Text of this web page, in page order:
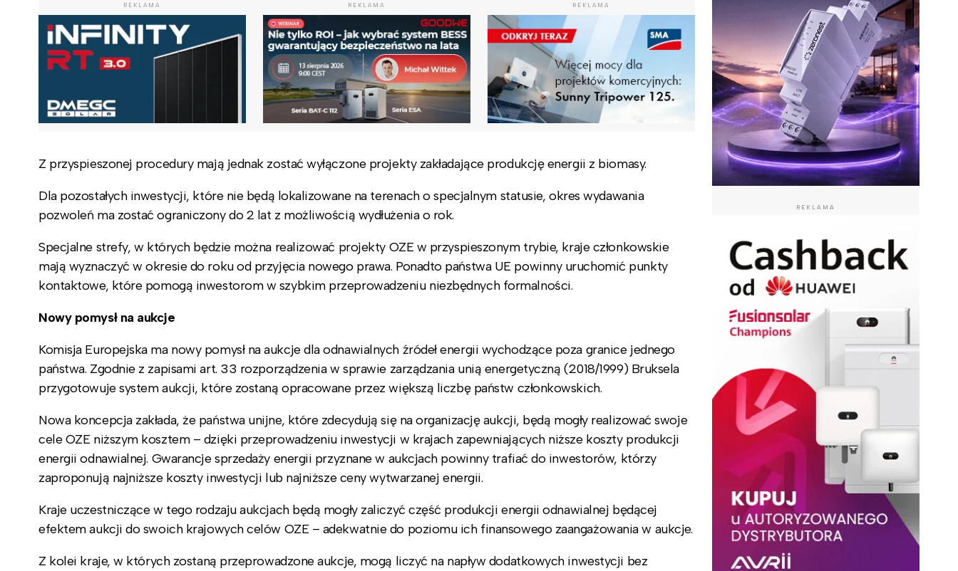
REKLAMA REKLAMA REKLAMA
Z przyspieszonej procedury mają jednak zostać wyłączone projekty zakładające produkcję energii z biomasy.
Dla pozostałych inwestycji, które nie będą lokalizowane na terenach o specjalnym statusie, okres wydawania
pozwoleń ma zostać ograniczony do 2 lat z możliwością wydłużenia o rok.
Specjalne strefy, w których będzie można realizować projekty OZE w przyspieszonym trybie, kraje członkowskie
mają wyznaczyć w okresie do roku od przyjęcia nowego prawa. Ponadto państwa UE powinny uruchomić punkty
kontaktowe, które pomogą inwestorom w szybkim przeprowadzeniu niezbędnych formalności.
Nowy pomysł na aukcje
Komisja Europejska ma nowy pomysł na aukcje dla odnawialnych źródeł energii wychodzące poza granice jednego
państwa. Zgodnie z zapisami art. 33 rozporządzenia w sprawie zarządzania unią energetyczną (2018/1999) Bruksela
przygotowuje system aukcji, które zostaną opracowane przez większą liczbę państw członkowskich.
Nowa koncepcja zakłada, że państwa unijne, które zdecydują się na organizację aukcji, będą mogły realizować swoje
cele OZE niższym kosztem – dzięki przeprowadzeniu inwestycji w krajach zapewniających niższe koszty produkcji
energii odnawialnej. Gwarancje sprzedaży energii przyznane w aukcjach powinny trafiać do inwestorów, którzy
zaproponują najniższe koszty inwestycji lub najniższe ceny wytwarzanej energii.
Kraje uczestniczące w tego rodzaju aukcjach będą mogły zaliczyć część produkcji energii odnawialnej będącej
efektem aukcji do swoich krajowych celów OZE – adekwatnie do poziomu ich finansowego zaangażowania w aukcje.
Z kolei kraje, w których zostaną przeprowadzone aukcje, mogą liczyć na napływ dodatkowych inwestycji bez
REKLAMA